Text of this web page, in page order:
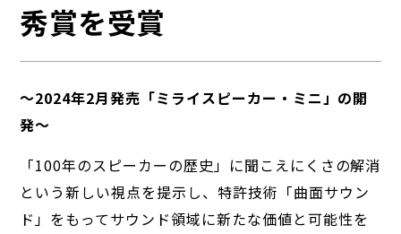
秀賞を受賞
～2024年2月発売「ミライスピーカー・ミニ」の開
発～
「100年のスピーカーの歴史」に聞こえにくさの解消
という新しい視点を提示し、特許技術「曲面サウン
ド」をもってサウンド領域に新たな価値と可能性を